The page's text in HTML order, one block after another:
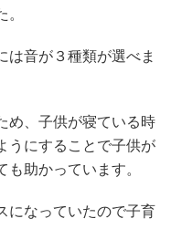
は音が３種類が選べま
め、子供が寝ている時
うにすることで子供が
助かっています。
になっていたので子育